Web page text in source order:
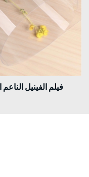
فيلم الفينيل